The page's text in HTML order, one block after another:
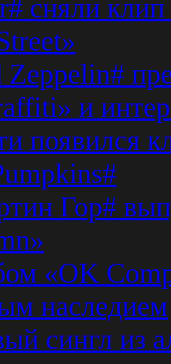
сняли клип
и
появился
Гор#
«OK
наследием
сингл из